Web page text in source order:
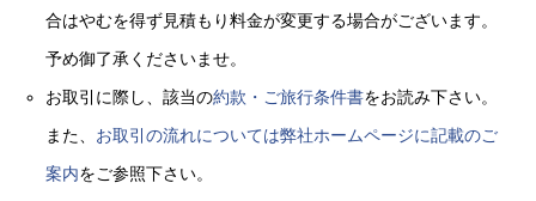
合はやむを得ず見積もり料金が変更する場合がございます。
予め御了承くださいませ。
お取引に際し、該当の約款・ご旅行条件書をお読み下さい。
また、 お取引の流れについては弊社ホームページに記載のご
案内をご参照下さい。